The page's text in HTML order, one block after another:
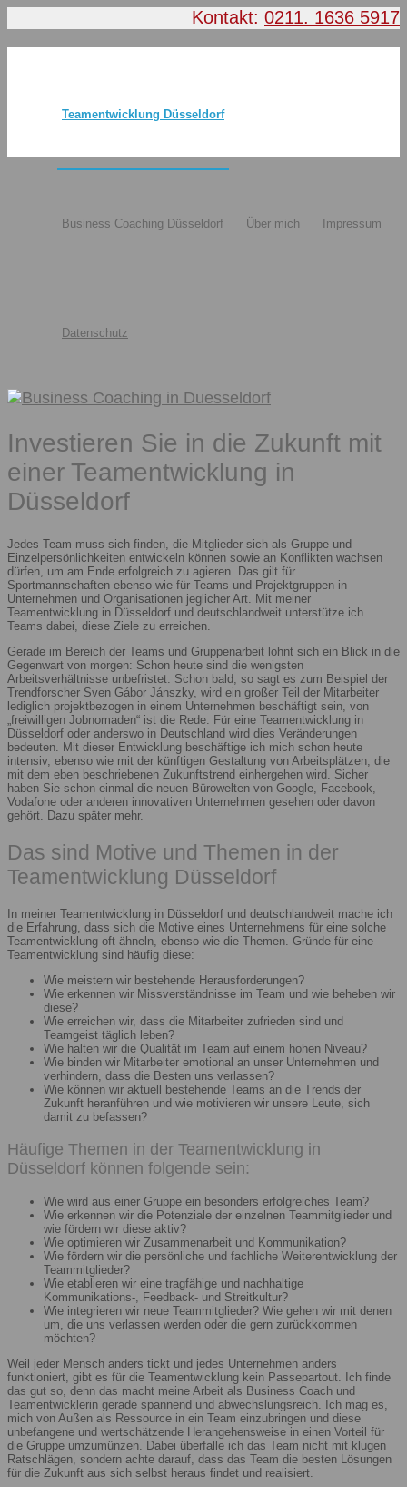
Kontakt: 0211. 1636 5917
Teamentwicklung Düsseldorf
Business Coaching Düsseldorf Über mich Impressum
Datenschutz
Investieren Sie in die Zukunft mit
einer Teamentwicklung in
Düsseldorf
Jedes Team muss sich finden, die Mitglieder sich als Gruppe und
Einzelpersönlichkeiten entwickeln können sowie an Konflikten wachsen
dürfen, um am Ende erfolgreich zu agieren. Das gilt für
Sportmannschaften ebenso wie für Teams und Projektgruppen in
Unternehmen und Organisationen jeglicher Art. Mit meiner
Teamentwicklung in Düsseldorf und deutschlandweit unterstütze ich
Teams dabei, diese Ziele zu erreichen.
Gerade im Bereich der Teams und Gruppenarbeit lohnt sich ein Blick in die
Gegenwart von morgen: Schon heute sind die wenigsten
Arbeitsverhältnisse unbefristet. Schon bald, so sagt es zum Beispiel der
Trendforscher Sven Gábor Jánszky, wird ein großer Teil der Mitarbeiter
lediglich projektbezogen in einem Unternehmen beschäftigt sein, von
„freiwilligen Jobnomaden“ ist die Rede. Für eine Teamentwicklung in
Düsseldorf oder anderswo in Deutschland wird dies Veränderungen
bedeuten. Mit dieser Entwicklung beschäftige ich mich schon heute
intensiv, ebenso wie mit der künftigen Gestaltung von Arbeitsplätzen, die
mit dem eben beschriebenen Zukunftstrend einhergehen wird. Sicher
haben Sie schon einmal die neuen Bürowelten von Google, Facebook,
Vodafone oder anderen innovativen Unternehmen gesehen oder davon
gehört. Dazu später mehr.
Das sind Motive und Themen in der
Teamentwicklung Düsseldorf
In meiner Teamentwicklung in Düsseldorf und deutschlandweit mache ich
die Erfahrung, dass sich die Motive eines Unternehmens für eine solche
Teamentwicklung oft ähneln, ebenso wie die Themen. Gründe für eine
Teamentwicklung sind häufig diese:
Wie meistern wir bestehende Herausforderungen?
Wie erkennen wir Missverständnisse im Team und wie beheben wir
diese?
Wie erreichen wir, dass die Mitarbeiter zufrieden sind und
Teamgeist täglich leben?
Wie halten wir die Qualität im Team auf einem hohen Niveau?
Wie binden wir Mitarbeiter emotional an unser Unternehmen und
verhindern, dass die Besten uns verlassen?
Wie können wir aktuell bestehende Teams an die Trends der
Zukunft heranführen und wie motivieren wir unsere Leute, sich
damit zu befassen?
Häufige Themen in der Teamentwicklung in
Düsseldorf können folgende sein:
Wie wird aus einer Gruppe ein besonders erfolgreiches Team?
Wie erkennen wir die Potenziale der einzelnen Teammitglieder und
wie fördern wir diese aktiv?
Wie optimieren wir Zusammenarbeit und Kommunikation?
Wie fördern wir die persönliche und fachliche Weiterentwicklung der
Teammitglieder?
Wie etablieren wir eine tragfähige und nachhaltige
Kommunikations-, Feedback- und Streitkultur?
Wie integrieren wir neue Teammitglieder? Wie gehen wir mit denen
um, die uns verlassen werden oder die gern zurückkommen
möchten?
Weil jeder Mensch anders tickt und jedes Unternehmen anders
funktioniert, gibt es für die Teamentwicklung kein Passepartout. Ich finde
das gut so, denn das macht meine Arbeit als Business Coach und
Teamentwicklerin gerade spannend und abwechslungsreich. Ich mag es,
mich von Außen als Ressource in ein Team einzubringen und diese
unbefangene und wertschätzende Herangehensweise in einen Vorteil für
die Gruppe umzumünzen. Dabei überfalle ich das Team nicht mit klugen
Ratschlägen, sondern achte darauf, dass das Team die besten Lösungen
für die Zukunft aus sich selbst heraus findet und realisiert.